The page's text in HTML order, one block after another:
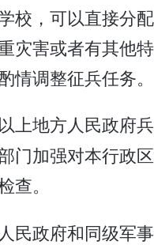
校，可以直接分
灾害或者有其他
情调整征兵任务。
上地方人民政府
门加强对本行政
查。
民政府和同级军